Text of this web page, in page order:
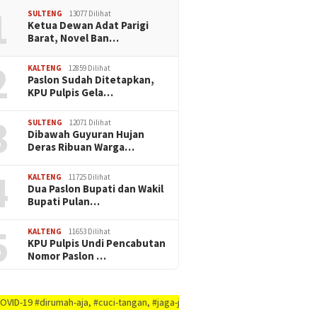
SULTENG 13077 Dilihat
Ketua Dewan Adat Parigi
Barat, Novel Ban…
KALTENG 12859 Dilihat
Paslon Sudah Ditetapkan,
KPU Pulpis Gela…
SULTENG 12071 Dilihat
Dibawah Guyuran Hujan
Deras Ribuan Warga…
KALTENG 11725 Dilihat
Dua Paslon Bupati dan Wakil
Bupati Pulan…
KALTENG 11653 Dilihat
KPU Pulpis Undi Pencabutan
Nomor Paslon …
#dirumah-aja, #cuci-tangan, #jaga-jarak, #jaga-imunitas-tubuh, #rajin-